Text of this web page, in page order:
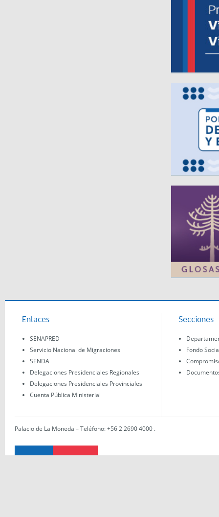
Enlaces
SENAPRED
Servicio Nacional de Migraciones
SENDA
Delegaciones Presidenciales Regionales
Delegaciones Presidenciales Provinciales
Cuenta Pública Ministerial
Secciones
Fondo
Palacio de La Moneda – Teléfono: +56 2 2690 4000 .